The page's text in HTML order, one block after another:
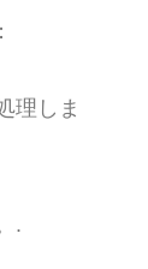
理しま
.